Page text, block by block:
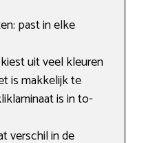
past in elke
uit veel kleuren
is makkelijk te
is in to-
verschil in de